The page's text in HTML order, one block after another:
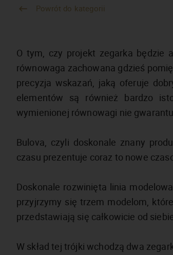
Powrót do kategorii
O tym, czy projekt zegarka będzie
równowaga zachowana gdzieś
precyzja wskazań, jaką oferuje
elementów są również bardzo
wymienionej równowagi nie
Bulova, czyli doskonale znany
czasu prezentuje coraz to nowe
Doskonale rozwinięta linia
przyjrzymy się trzem modelom,
przedstawiają się całkowicie od
W skład tej trójki wchodzą dwa